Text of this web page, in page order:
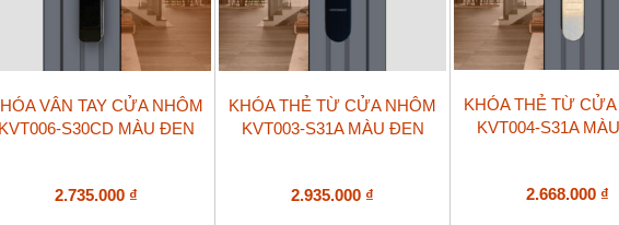
VÂN TAY CỬA NHÔM
KVT006-S30CD MÀU ĐEN
2.735.000 ₫
KHÓA THẺ TỪ CỬA NHÔM
KVT003-S31A MÀU ĐEN
2.935.000 ₫
KHÓA THẺ TỪ
KVT004-S31A
2.668.000 ₫